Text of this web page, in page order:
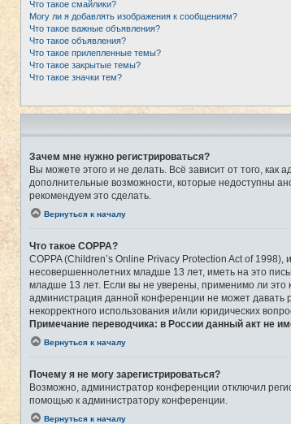
Что такое смайлики?
Могу ли я добавлять изображения к сообщениям?
Что такое важные объявления?
Что такое объявления?
Что такое прилепленные темы?
Что такое закрытые темы?
Что такое значки тем?
Зачем мне нужно регистрироваться?
Вы можете этого и не делать. Всё зависит от того,
дополнительные возможности, которые недоступны
рекомендуем это сделать.
Вернуться к началу
Что такое COPPA?
COPPA (Children’s Online Privacy Protection Act of
несовершеннолетних младше 13 лет, иметь на это
младше 13 лет. Если вы не уверены, применимо ли это
администрация данной конференции не может давать
некорректного использования и/или юридических
Примечание переводчика: в России данный акт не
Вернуться к началу
Почему я не могу зарегистрироваться?
Возможно, администратор конференции отключил
помощью к администратору конференции.
Вернуться к началу